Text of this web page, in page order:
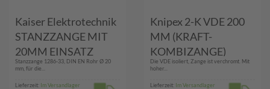
Kaiser Elektrotechnik
STANZZANGE MIT
20MM EINSATZ
(1286-33)
Stanzzange 1286-33, DIN EN Rohr Ø 20
mm, für die...
Lieferzeit: Im Versandlager
Knipex 2-K VDE 200
MM (KRAFT-
KOMBIZANGE)
Die VDE isoliert, Zange ist verchromt. Mit
hoher...
Lieferzeit: Im Versandlager